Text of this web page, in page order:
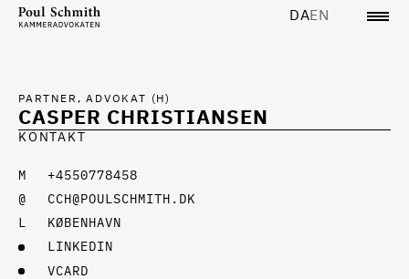
DAEN
CASPER CHRISTIANSEN
PARTNER, ADVOKAT (H)
KONTAKT
+4550778458
CCH@POULSCHMITH.DK
KØBENHAVN
LINKEDIN
VCARD